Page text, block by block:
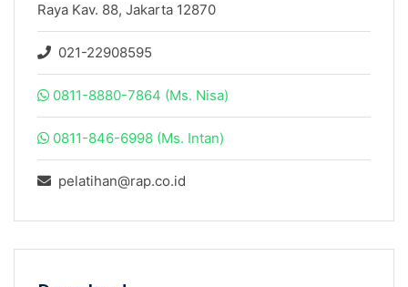
Raya Kav. 88, Jakarta 12870
021-22908595
0811-8880-7864 (Ms. Nisa)
0811-846-6998 (Ms. Intan)
pelatihan@rap.co.id